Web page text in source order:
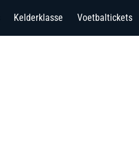
Kelderklasse Voetbaltickets